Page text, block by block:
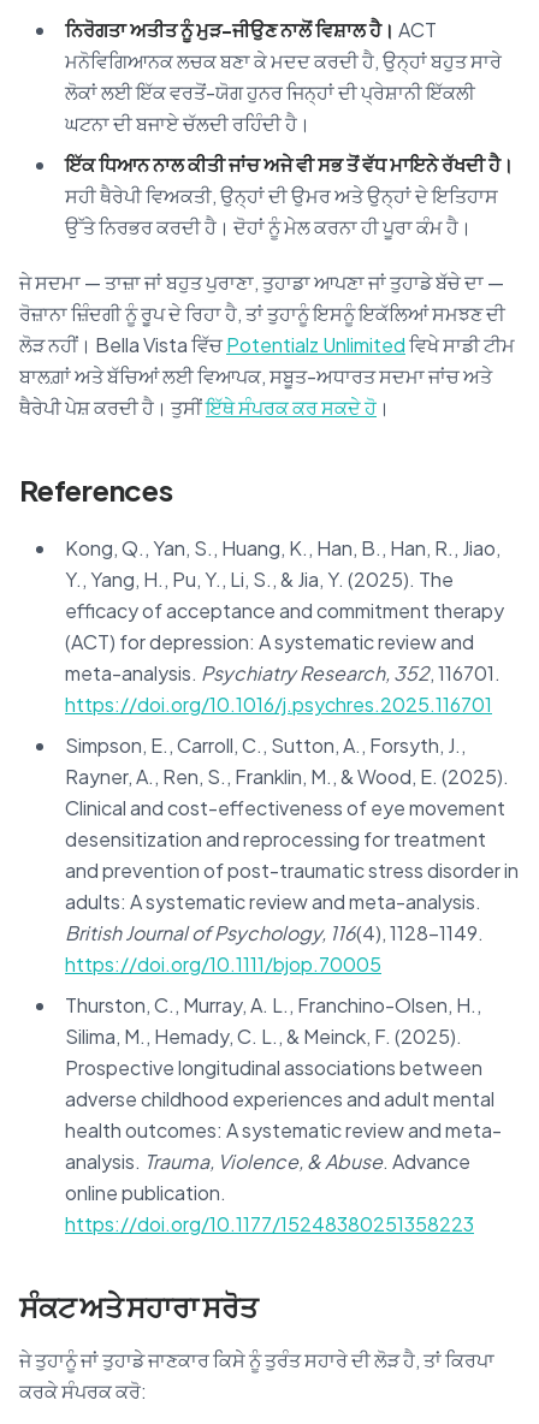
ਨਿਰੋਗਤਾ ਅਤੀਤ ਨੂੰ ਮੁੜ-ਜੀਉਣ ਨਾਲੋਂ ਵਿਸ਼ਾਲ ਹੈ। ACT
ਮਨੋਵਿਗਿਆਨਕ ਲਚਕ ਬਣਾ ਕੇ ਮਦਦ ਕਰਦੀ ਹੈ, ਉਨ੍ਹਾਂ ਬਹੁਤ ਸਾਰੇ
ਲੋਕਾਂ ਲਈ ਇੱਕ ਵਰਤੋਂ-ਯੋਗ ਹੁਨਰ ਜਿਨ੍ਹਾਂ ਦੀ ਪ੍ਰੇਸ਼ਾਨੀ ਇੱਕਲੀ
ਘਟਨਾ ਦੀ ਬਜਾਏ ਚੱਲਦੀ ਰਹਿੰਦੀ ਹੈ।
ਇੱਕ ਧਿਆਨ ਨਾਲ ਕੀਤੀ ਜਾਂਚ ਅਜੇ ਵੀ ਸਭ ਤੋਂ ਵੱਧ ਮਾਇਨੇ ਰੱਖਦੀ ਹੈ।
ਸਹੀ ਥੈਰੇਪੀ ਵਿਅਕਤੀ, ਉਨ੍ਹਾਂ ਦੀ ਉਮਰ ਅਤੇ ਉਨ੍ਹਾਂ ਦੇ ਇਤਿਹਾਸ
ਉੱਤੇ ਨਿਰਭਰ ਕਰਦੀ ਹੈ। ਦੋਹਾਂ ਨੂੰ ਮੇਲ ਕਰਨਾ ਹੀ ਪੂਰਾ ਕੰਮ ਹੈ।
ਜੇ ਸਦਮਾ — ਤਾਜ਼ਾ ਜਾਂ ਬਹੁਤ ਪੁਰਾਣਾ, ਤੁਹਾਡਾ ਆਪਣਾ ਜਾਂ ਤੁਹਾਡੇ ਬੱਚੇ ਦਾ —
ਰੋਜ਼ਾਨਾ ਜ਼ਿੰਦਗੀ ਨੂੰ ਰੂਪ ਦੇ ਰਿਹਾ ਹੈ, ਤਾਂ ਤੁਹਾਨੂੰ ਇਸਨੂੰ ਇਕੱਲਿਆਂ ਸਮਝਣ ਦੀ
ਲੋੜ ਨਹੀਂ। Bella Vista ਵਿੱਚPotentialz Unlimitedਵਿਖੇ ਸਾਡੀ ਟੀਮ
ਬਾਲਗ਼ਾਂ ਅਤੇ ਬੱਚਿਆਂ ਲਈ ਵਿਆਪਕ, ਸਬੂਤ-ਅਧਾਰਤ ਸਦਮਾ ਜਾਂਚ ਅਤੇ
ਥੈਰੇਪੀ ਪੇਸ਼ ਕਰਦੀ ਹੈ। ਤੁਸੀਂਇੱਥੇ ਸੰਪਰਕ ਕਰ ਸਕਦੇ ਹੋ ।
References
Kong, Q., Yan, S., Huang, K., Han, B., Han, R., Jiao,
Y., Yang, H., Pu, Y., Li, S., & Jia, Y. (2025). The
efficacy of acceptance and commitment therapy
(ACT) for depression: A systematic review and
meta-analysis. Psychiatry Research, 352, 116701.
https://doi.org/10.1016/j.psychres.2025.116701
Simpson, E., Carroll, C., Sutton, A., Forsyth, J.,
Rayner, A., Ren, S., Franklin, M., & Wood, E. (2025).
Clinical and cost-effectiveness of eye movement
desensitization and reprocessing for treatment
and prevention of post-traumatic stress disorder in
adults: A systematic review and meta-analysis.
British Journal of Psychology, 116(4), 1128–1149.
https://doi.org/10.1111/bjop.70005
Thurston, C., Murray, A. L., Franchino-Olsen, H.,
Silima, M., Hemady, C. L., & Meinck, F. (2025).
Prospective longitudinal associations between
adverse childhood experiences and adult mental
health outcomes: A systematic review and meta-
analysis. Trauma, Violence, & Abuse. Advance
online publication.
https://doi.org/10.1177/15248380251358223
ਸੰਕਟ ਅਤੇ ਸਹਾਰਾ ਸਰੋਤ
ਜੇ ਤੁਹਾਨੂੰ ਜਾਂ ਤੁਹਾਡੇ ਜਾਣਕਾਰ ਕਿਸੇ ਨੂੰ ਤੁਰੰਤ ਸਹਾਰੇ ਦੀ ਲੋੜ ਹੈ, ਤਾਂ ਕਿਰਪਾ
ਕਰਕੇ ਸੰਪਰਕ ਕਰੋ: